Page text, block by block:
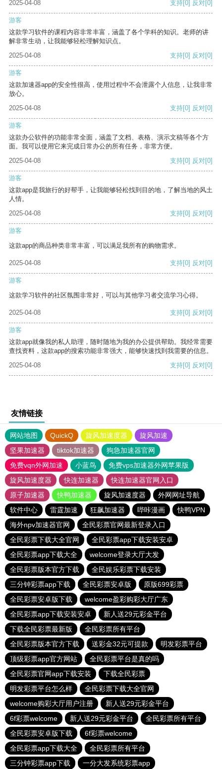
2025-04-08
支持[0] 反对[0]
游客
这款学习软件的课程内容非常丰富，涵盖了各个学科的知识。老师的讲
解非常生动，让我能够轻松理解知识点。
2025-04-08
支持[0] 反对[0]
游客
这款加速器app的安全性很高，使用过程中不会泄露个人信息，让我非常
放心。
2025-04-08
支持[0] 反对[0]
游客
这款办公软件的功能非常全面，涵盖了文档、表格、演示文稿等各个方
面。我可以使用它来完成日常办公的所有任务，非常方便。
2025-04-08
支持[0] 反对[0]
游客
这款app是我旅行的好帮手，让我能够轻松找到目的地，了解当地的风土
人情。
2025-04-08
支持[0] 反对[0]
游客
这款app的商品种类非常丰富，可以满足我所有的购物需求。
2025-04-08 支持[0] 反对[0]
游客
这款学习软件的社区氛围非常好，可以与其他学习者交流学习心得。
2025-04-08 支持[0] 反对[0]
游客
这款app就像我的私人助理，随时随地为我的办公提供帮助。我经常需要
查找资料，这款app的搜索功能非常强大，能够快速找到我需要的信息。
2025-04-08
支持[0] 反对[0]
友情链接
网站地图 QuickQ 旋风加速度器
旋风加速
坚果加速器
tiktok加速器
狗急加速器官网
免费vqn外网加速
小蓝鸟
免费vps加速器外网苹果版
旋风加速度器
快连加速器
快连加速器官网入口
原子加速器
快鸭加速器 旋风加速度器
外网网址导航
软件中心
雷霆加速 狂飙加速器 哔咔漫画
快鸭VPN
海外npv加速器官网
全民彩票官网最新登录入口
全民彩票下载大全官网
全民彩票app下载安装安卓
全民彩票app下载大全
welcome登录大厅大发
全民彩票版本官方下载
全民娱乐彩票下载安装
三分钟彩票app下载
全民彩票安卓版
原版699彩票
全民彩票安卓版下载
welcome盈彩购彩大厅广东
全民彩票app下载安装安卓
新人送29元彩金平台
下载全民彩票最新版
全民彩票所有平台
全民彩票版本官方下载
送彩金32元可提款
明发彩票平台
顶级彩票app官方网站
全民彩票平台是真的吗
全民彩票官网app下载安装
下载全民彩票
明发彩票平台怎么样
全民彩票下载大全官网
welcome购彩大厅用户注册
新人送29元彩金平台
6f彩票welcome
新人送29元彩金平台
全民彩票所有平台
全民彩票安卓版下载
6f彩票welcome
全民彩票app下载大全
全民彩票所有平台
三分钟彩票app下载
一分大发系统彩票app